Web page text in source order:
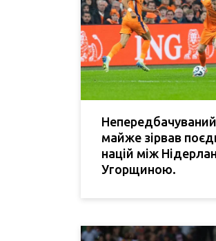
майже зірвав
націй між
Угорщиною.